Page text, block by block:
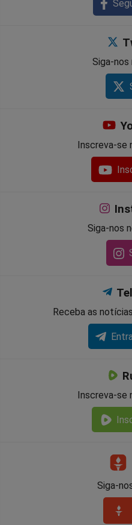
Siga-
Inscreva-se
Siga-nos
Receba as
Inscreva-se
Siga-